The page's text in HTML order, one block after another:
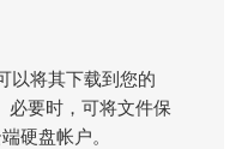
以将其下载到您的
必要时，可将文件保
硬盘帐户。